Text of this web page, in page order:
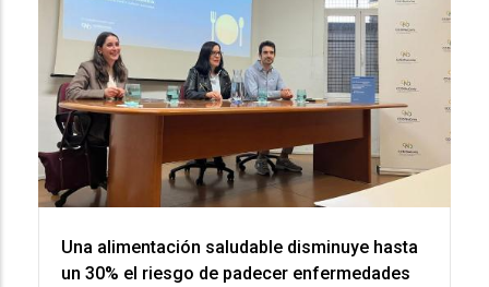
Una alimentación saludable disminuye hasta
un 30% el riesgo de padecer enfermedades